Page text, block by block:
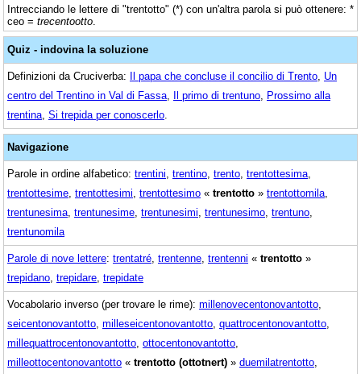
Intrecciando le lettere di "trentotto" (*) con un'altra parola si può ottenere: *
ceo = trecentootto
Quiz - indovina la soluzione
Definizioni da Cruciverba: Il papa che concluse il concilio di Trento Un
centro del Trentino in Val di Fassa Il primo di trentuno Prossimo alla
trentina Si trepida per conoscerlo
Navigazione
Parole in ordine alfabetico: trentini trentino trento trentottesima
trentottesime trentottesimi trentottesimo « trentotto » trentottomila
trentunesima trentunesime trentunesimi trentunesimo trentuno
trentunomila
Parole di nove lettere: trentatré trentenne trentenni « trentotto »
trepidano trepidare trepidate
Vocabolario inverso (per trovare le rime): millenovecentonovantotto
seicentonovantotto milleseicentonovantotto quattrocentonovantotto
millequattrocentonovantotto ottocentonovantotto
milleottocentonovantotto « trentotto (ottotnert) » duemilatrentotto